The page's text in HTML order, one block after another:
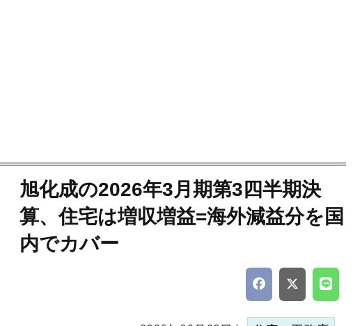
旭化成の2026年3月期第3四半期決
算、住宅は増収増益=海外減益分を国
内でカバー